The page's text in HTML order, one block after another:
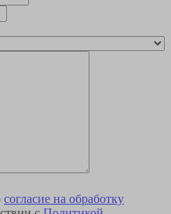
согласие на обработку